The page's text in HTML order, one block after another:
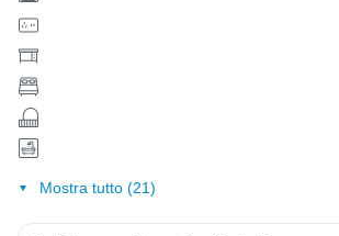
Mostra tutto (21)